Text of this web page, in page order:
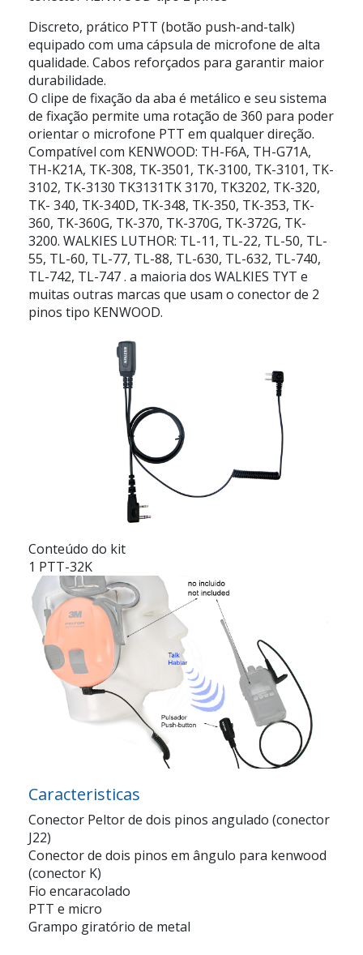
Discreto, prático PTT (botão push-and-talk)
equipado com uma cápsula de microfone de alta
qualidade. Cabos reforçados para garantir maior
durabilidade.
O clipe de fixação da aba é metálico e seu sistema
de fixação permite uma rotação de 360 para poder
orientar o microfone PTT em qualquer direção.
Compatível com KENWOOD: TH-F6A, TH-G71A,
TH-K21A, TK-308, TK-3501, TK-3100, TK-3101, TK-
3102, TK-3130 TK3131TK 3170, TK3202, TK-320,
TK- 340, TK-340D, TK-348, TK-350, TK-353, TK-
360, TK-360G, TK-370, TK-370G, TK-372G, TK-
3200. WALKIES LUTHOR: TL-11, TL-22, TL-50, TL-
55, TL-60, TL-77, TL-88, TL-630, TL-632, TL-740,
TL-742, TL-747 . a maioria dos WALKIES TYT e
muitas outras marcas que usam o conector de 2
pinos tipo KENWOOD.
Conteúdo do kit
1 PTT-32K
Caracteristicas
Conector Peltor de dois pinos angulado (conector
J22)
Conector de dois pinos em ângulo para kenwood
(conector K)
Fio encaracolado
PTT e micro
Grampo giratório de metal